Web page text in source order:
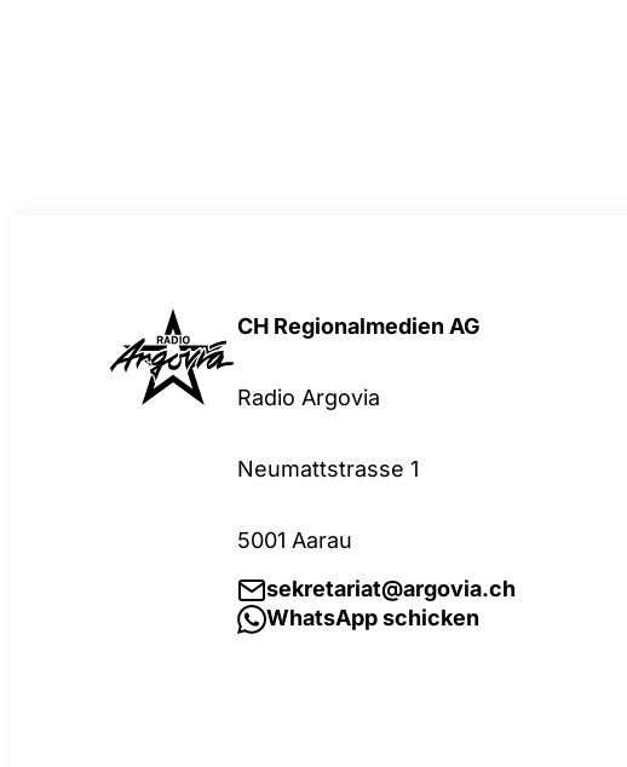
CH Regionalmedien AG
Radio Argovia
Neumattstrasse 1
5001 Aarau
sekretariat@argovia.ch
WhatsApp schicken